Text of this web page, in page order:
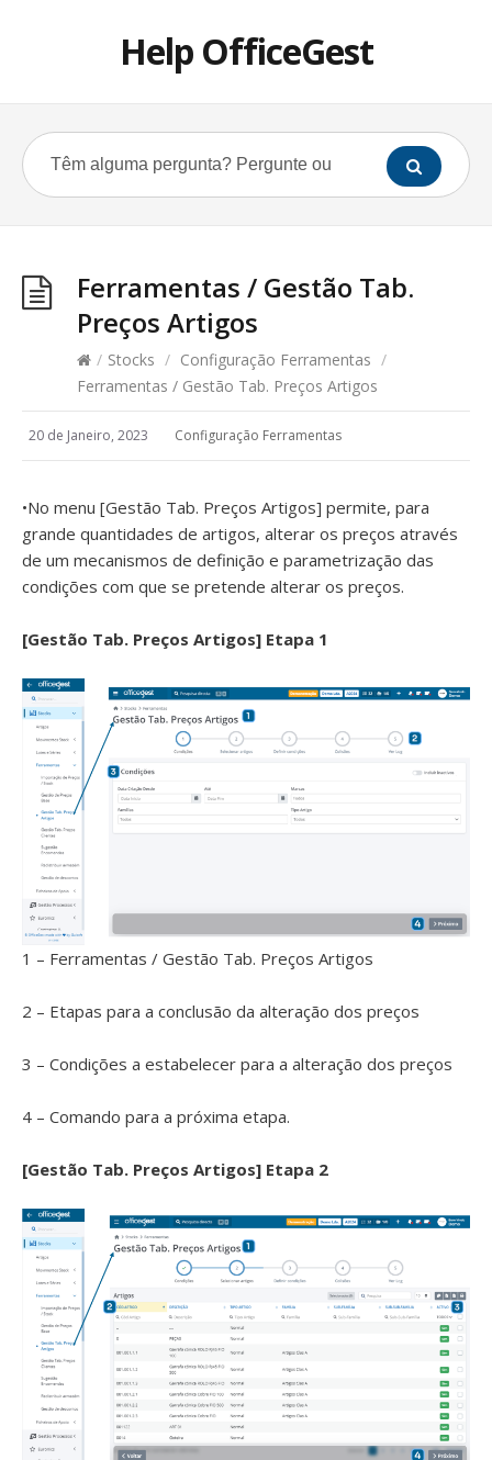
Help OfficeGest
Ferramentas / Gestão Tab.
Preços Artigos
/ Stocks / Configuração Ferramentas /
Ferramentas / Gestão Tab. Preços Artigos
20 de Janeiro, 2023 Configuração Ferramentas
•No menu [Gestão Tab. Preços Artigos] permite, para
grande quantidades de artigos, alterar os preços através
de um mecanismos de definição e parametrização das
condições com que se pretende alterar os preços.
[Gestão Tab. Preços Artigos] Etapa 1
1 – Ferramentas / Gestão Tab. Preços Artigos
2 – Etapas para a conclusão da alteração dos preços
3 – Condições a estabelecer para a alteração dos preços
4 – Comando para a próxima etapa.
[Gestão Tab. Preços Artigos] Etapa 2